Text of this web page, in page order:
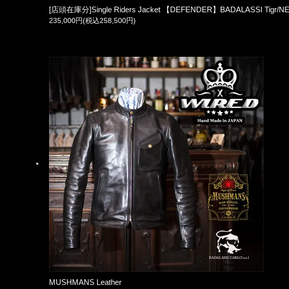
[店頭在庫分]Single Riders Jacket 【DEFENDER】BADALASSI Tigr/
235,000円(税込258,500円)
MUSHMANS Leather